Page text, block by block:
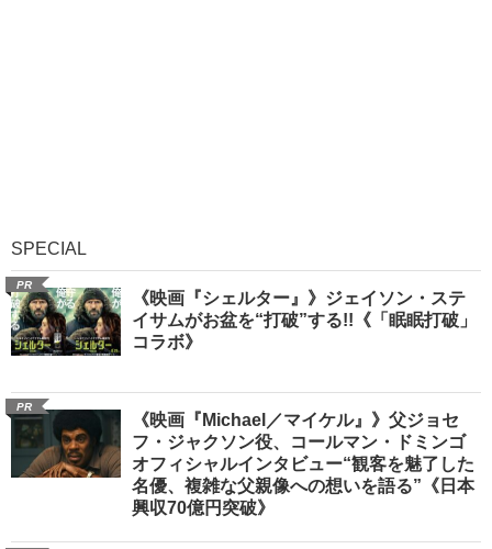
SPECIAL
PR
《映画『シェルター』》ジェイソン・ステ
イサムがお盆を“打破”する!!《「眠眠打破」
コラボ》
PR
《映画『Michael／マイケル』》父ジョセ
フ・ジャクソン役、コールマン・ドミンゴ
オフィシャルインタビュー“観客を魅了した
名優、複雑な父親像への想いを語る”《日本
興収70億円突破》